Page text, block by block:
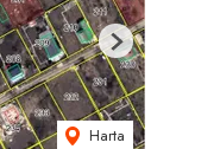
Harta
Next